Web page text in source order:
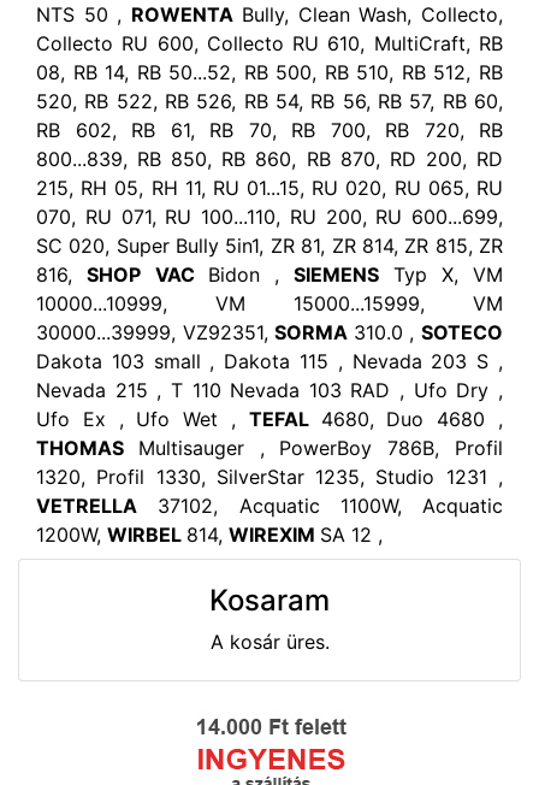
NTS 50 , ROWENTA Bully, Clean Wash, Collecto,
Collecto RU 600, Collecto RU 610, MultiCraft, RB
08, RB 14, RB 50...52, RB 500, RB 510, RB 512, RB
520, RB 522, RB 526, RB 54, RB 56, RB 57, RB 60,
RB 602, RB 61, RB 70, RB 700, RB 720, RB
800...839, RB 850, RB 860, RB 870, RD 200, RD
215, RH 05, RH 11, RU 01...15, RU 020, RU 065, RU
070, RU 071, RU 100...110, RU 200, RU 600...699,
SC 020, Super Bully 5in1, ZR 81, ZR 814, ZR 815, ZR
816,SHOP VAC Bidon ,SIEMENS Typ X, VM
10000...10999, VM 15000...15999, VM
30000...39999, VZ92351,SORMA 310.0 ,SOTECO
Dakota 103 small , Dakota 115 , Nevada 203 S ,
Nevada 215 , T 110 Nevada 103 RAD , Ufo Dry ,
Ufo Ex , Ufo Wet , TEFAL 4680, Duo 4680 ,
THOMAS Multisauger , PowerBoy 786B, Profil
1320, Profil 1330, SilverStar 1235, Studio 1231 ,
VETRELLA 37102, Acquatic 1100W, Acquatic
1200W, WIRBEL 814, WIREXIM SA 12 ,
Kosaram
A kosár üres.